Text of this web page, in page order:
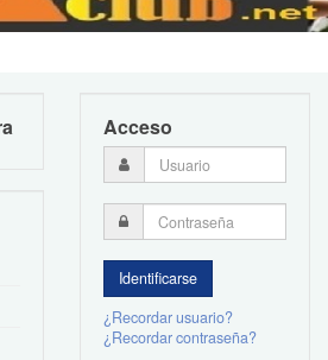
Acceso
¿Recordar usuario?
¿Recordar contraseña?